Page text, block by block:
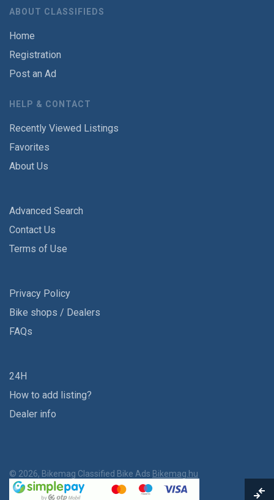
ABOUT CLASSIFIEDS
Home
Registration
Post an Ad
HELP & CONTACT
Recently Viewed Listings
Favorites
About Us
Advanced Search
Contact Us
Terms of Use
Privacy Policy
Bike shops / Dealers
FAQs
24H
How to add listing?
Dealer info
© 2026, Bikemag Classified Bike Ads Bikemag.hu